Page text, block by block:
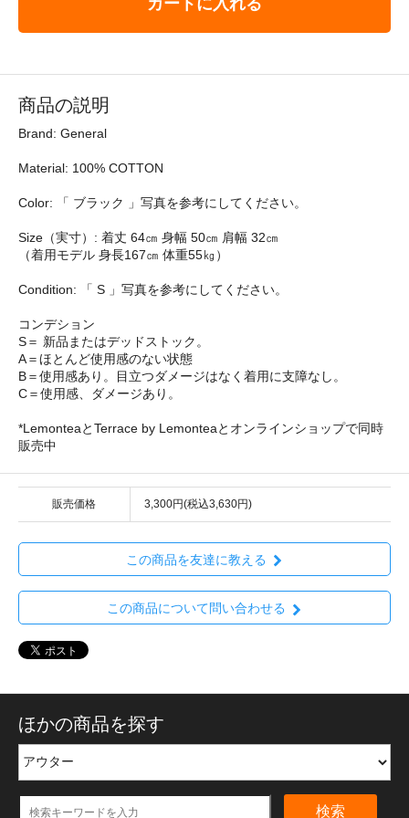
商品の説明
Brand: General
Material: 100% COTTON
Color: 「 ブラック 」写真を参考にしてください。
Size（実寸）: 着丈 64㎝ 身幅 50㎝ 肩幅 32㎝
（着用モデル 身長167㎝ 体重55㎏）
Condition: 「 S 」写真を参考にしてください。
コンデション
S＝ 新品またはデッドストック。
A＝ほとんど使用感のない状態
B＝使用感あり。目立つダメージはなく着用に支障なし。
C＝使用感、ダメージあり。
*LemonteaとTerrace by Lemonteaとオンラインショップで同時
販売中
販売価格 3,300円(税込3,630円)
この商品を友達に教える
この商品について問い合わせる
ほかの商品を探す
検索